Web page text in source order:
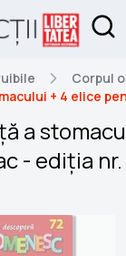
Corpul
+ 4 elice
a
- ediția